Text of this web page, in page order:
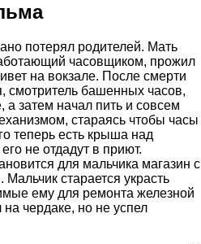
потерял родителей. Мать
часовщиком, прожил
на вокзале. После смерти
смотритель башенных часов,
а затем начал пить и совсем
стараясь чтобы часы
теперь есть крыша над
не отдадут в приют.
для мальчика магазин с
старается украсть
ему для ремонта железной
чердаке, но не успел